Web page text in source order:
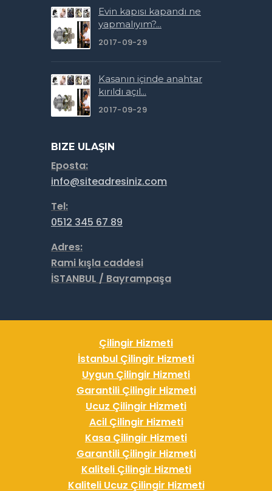
Evin kapısı kapandı ne
yapmalıyım?...
2017-09-29
Kasanın içinde anahtar
kırıldı açıl...
2017-09-29
BIZE ULAŞIN
Eposta:
info@siteadresiniz.com
Tel:
0512 345 67 89
Adres:
Rami kışla caddesi
İSTANBUL / Bayrampaşa
Çilingir Hizmeti
İstanbul Çilingir Hizmeti
Uygun Çilingir Hizmeti
Garantili Çilingir Hizmeti
Ucuz Çilingir Hizmeti
Acil Çilingir Hizmeti
Kasa Çilingir Hizmeti
Garantili Çilingir Hizmeti
Kaliteli Çilingir Hizmeti
Kaliteli Ucuz Çilingir Hizmeti